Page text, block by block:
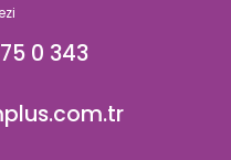
0 343